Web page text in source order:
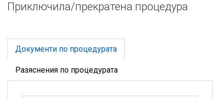
Приключилa/прекратена процедура
Документи по процедурата
Разяснения по процедурата